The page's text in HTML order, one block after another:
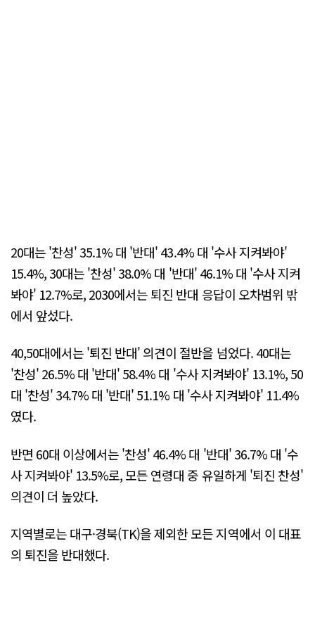
20대는 '찬성' 35.1% 대 '반대' 43.4% 대 '수사 지켜봐야'
15.4%, 30대는 '찬성' 38.0% 대 '반대' 46.1% 대 '수사 지켜
봐야' 12.7%로, 2030에서는 퇴진 반대 응답이 오차범위 밖
에서 앞섰다.
40,50대에서는 '퇴진 반대' 의견이 절반을 넘었다. 40대는
'찬성' 26.5% 대 '반대' 58.4% 대 '수사 지켜봐야' 13.1%, 50
대 '찬성' 34.7% 대 '반대' 51.1% 대 '수사 지켜봐야' 11.4%
였다.
반면 60대 이상에서는 '찬성' 46.4% 대 '반대' 36.7% 대 '수
사 지켜봐야' 13.5%로, 모든 연령대 중 유일하게 '퇴진 찬성'
의견이 더 높았다.
지역별로는 대구·경북(TK)을 제외한 모든 지역에서 이 대표
의 퇴진을 반대했다.